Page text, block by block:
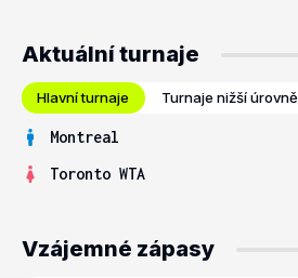
Aktuální turnaje
Hlavní turnaje Turnaje nižší úrovně
Montreal
Toronto WTA
Vzájemné zápasy